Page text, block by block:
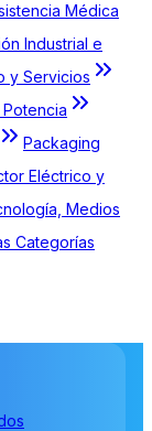
Médica
Industrial e
y Servicios
Packaging
Eléctrico y
Medios
Categorías